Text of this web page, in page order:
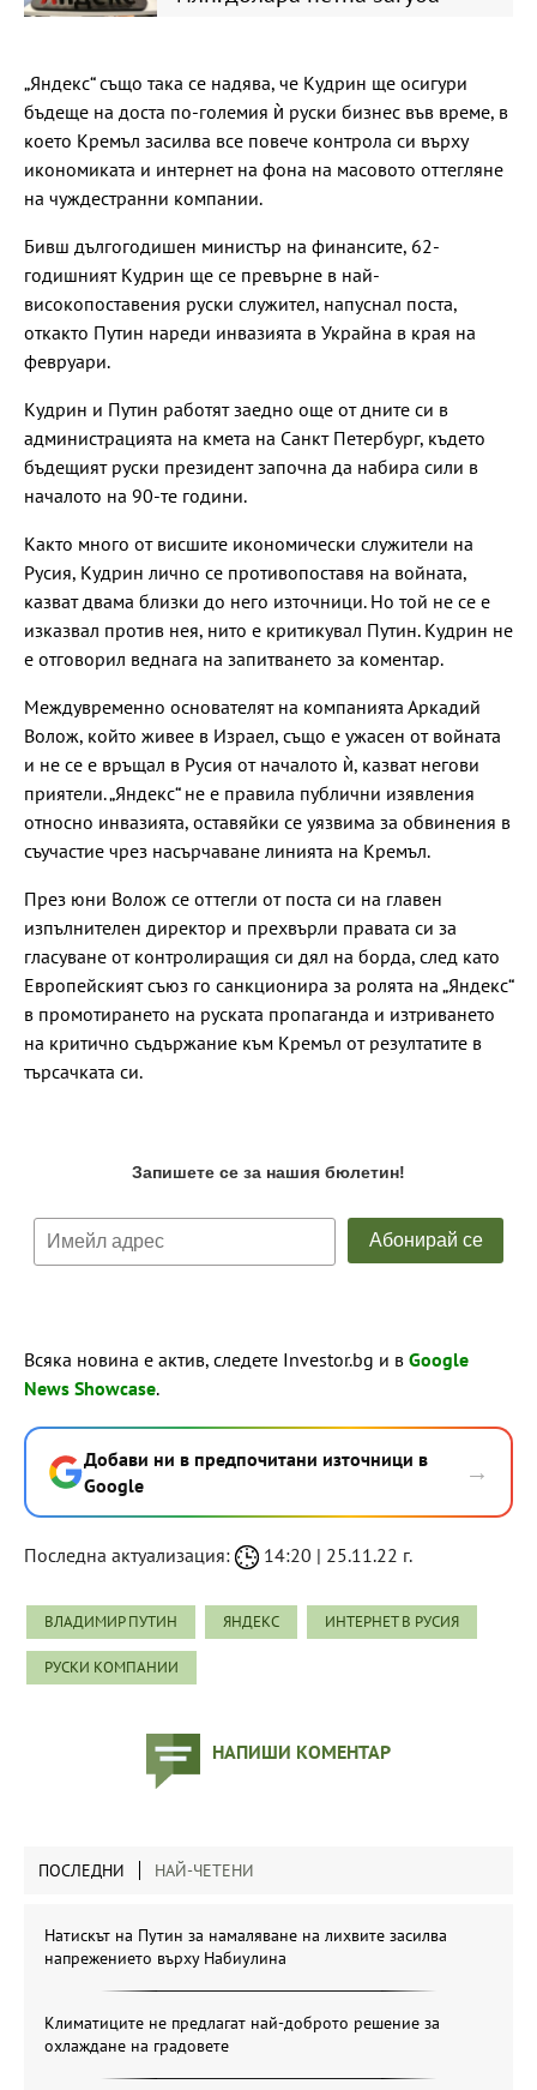
„Яндекс“ също така се надява, че Кудрин ще осигури
бъдеще на доста по-големия ѝ руски бизнес във време, в
което Кремъл засилва все повече контрола си върху
икономиката и интернет на фона на масовото оттегляне
на чуждестранни компании.
Бивш дългогодишен министър на финансите, 62-
годишният Кудрин ще се превърне в най-
високопоставения руски служител, напуснал поста,
откакто Путин нареди инвазията в Украйна в края на
февруари.
Кудрин и Путин работят заедно още от дните си в
администрацията на кмета на Санкт Петербург, където
бъдещият руски президент започна да набира сили в
началото на 90-те години.
Както много от висшите икономически служители на
Русия, Кудрин лично се противопоставя на войната,
казват двама близки до него източници. Но той не се е
изказвал против нея, нито е критикувал Путин. Кудрин не
е отговорил веднага на запитването за коментар.
Междувременно основателят на компанията Аркадий
Волож, който живее в Израел, също е ужасен от войната
и не се е връщал в Русия от началото ѝ, казват негови
приятели. „Яндекс“ не е правила публични изявления
относно инвазията, оставяйки се уязвима за обвинения в
съучастие чрез насърчаване линията на Кремъл.
През юни Волож се оттегли от поста си на главен
изпълнителен директор и прехвърли правата си за
гласуване от контролиращия си дял на борда, след като
Европейският съюз го санкционира за ролята на „Яндекс“
в промотирането на руската пропаганда и изтриването
на критично съдържание към Кремъл от резултатите в
търсачката си.
Всяка новина е актив, следете Investor.bg и в Google
News Showcase.
Добави ни в предпочитани източници в
Google
→
Последна актуализация: 14:20 | 25.11.22 г.
ВЛАДИМИР ПУТИН ЯНДЕКС ИНТЕРНЕТ В РУСИЯ
РУСКИ КОМПАНИИ
НАПИШИ КОМЕНТАР
ПОСЛЕДНИ НАЙ-ЧЕТЕНИ
Натискът на Путин за намаляване на лихвите засилва
напрежението върху Набиулина
Климатиците не предлагат най-доброто решение за
охлаждане на градовете